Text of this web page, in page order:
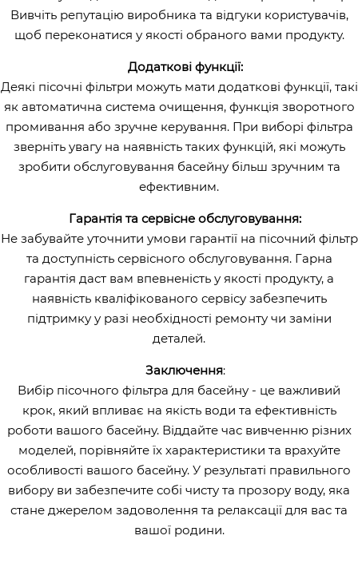
Вивчіть репутацію виробника та відгуки користувачів,
щоб переконатися у якості обраного вами продукту.
Додаткові функції:
Деякі пісочні фільтри можуть мати додаткові функції, такі
як автоматична система очищення, функція зворотного
промивання або зручне керування. При виборі фільтра
зверніть увагу на наявність таких функцій, які можуть
зробити обслуговування басейну більш зручним та
ефективним.
Гарантія та сервісне обслуговування:
Не забувайте уточнити умови гарантії на пісочний фільтр
та доступність сервісного обслуговування. Гарна
гарантія даст вам впевненість у якості продукту, а
наявність кваліфікованого сервісу забезпечить
підтримку у разі необхідності ремонту чи заміни
деталей.
Заключення:
Вибір пісочного фільтра для басейну - це важливий
крок, який впливає на якість води та ефективність
роботи вашого басейну. Віддайте час вивченню різних
моделей, порівняйте їх характеристики та врахуйте
особливості вашого басейну. У результаті правильного
вибору ви забезпечите собі чисту та прозору воду, яка
стане джерелом задоволення та релаксації для вас та
вашої родини.